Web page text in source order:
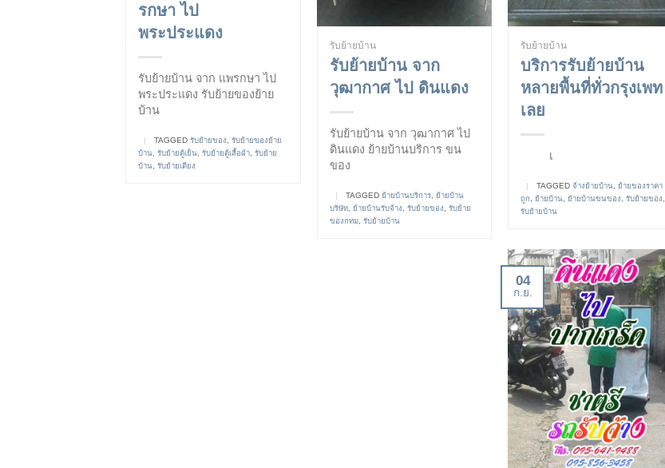
รกษา ไป
พระประแดง
รับย้ายบ้าน จาก แพรกษา ไป
พระประแดง รับย้ายของย้าย
บ้าน
| TAGGED รับย้ายของ
รับย้ายของย้าย
บ้าน รับย้ายตู้เย็น รับย้ายตู้เสื้อผ้า รับย้าย
บ้าน รับย้ายเตียง
รับย้ายบ้าน
รับย้ายบ้าน จาก
วุฒากาศ ไป ดินแดง
รับย้ายบ้าน จาก วุฒากาศ ไป
ดินแดง ย้ายบ้านบริการ ขน
ของ
| TAGGED ย้ายบ้านบริการ, ย้ายบ้าน
บริษัท, ย้ายบ้านรับจ้าง, รับย้ายของ, รับย้าย
ของกทม, รับย้ายบ้าน
รับย้ายบ้าน
บริการรับย้ายบ้าน
หลายพื้นที่ทั่วกรุงเพท
เลย
เ
| TAGGEDจ้างย้ายบ้าน, ย้ายของราคา
ถูก, ย้ายบ้าน, ย้ายบ้านขนของ,รับย้ายของ,
รับย้ายบ้าน
04
ก.ย.